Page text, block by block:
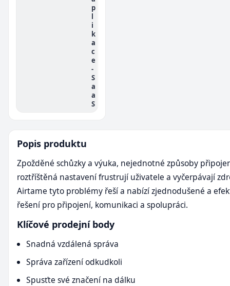
p
l
i
k
a
c
e
-
S
a
a
S
Popis produktu
Zpožděné schůzky a výuka, nejednotné způsoby
roztříštěná nastavení frustrují uživatele a vyčerpávají
Airtame tyto problémy řeší a nabízí zjednodušené a
řešení pro připojení, komunikaci a spolupráci.
Klíčové prodejní body
Snadná vzdálená správa
Správa zařízení odkudkoli
Spusťte své značení na dálku